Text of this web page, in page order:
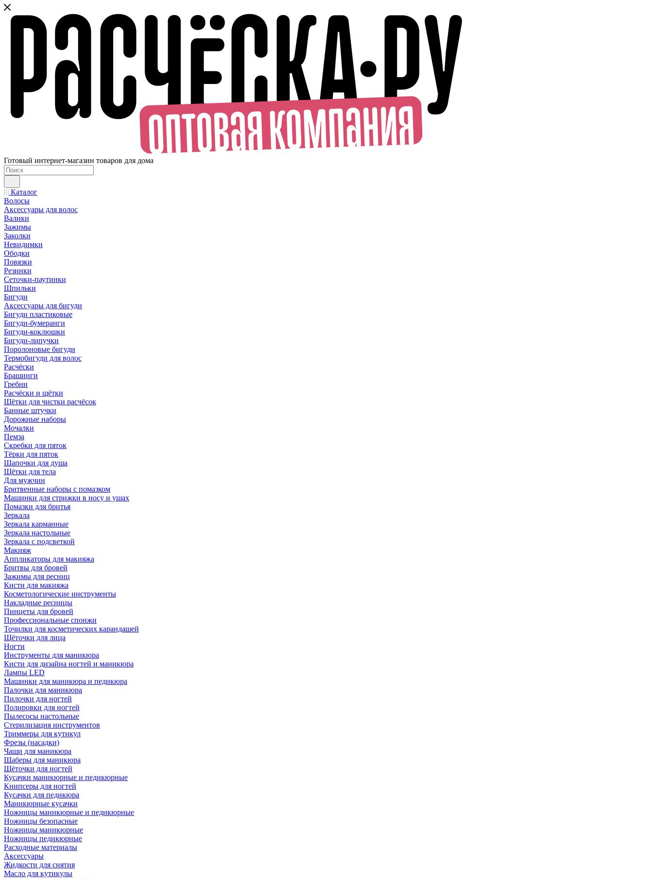
Готовый интернет-магазин товаров для дома
Каталог
Волосы
Аксессуары для волос
Валики
Зажимы
Заколки
Невидимки
Ободки
Повязки
Резинки
Сеточки-паутинки
Шпильки
Бигуди
Аксессуары для бигуди
Бигуди пластиковые
Бигуди-бумеранги
Бигуди-коклюшки
Бигуди-липучки
Поролоновые бигуди
Термобигуди для волос
Расчёски
Брашинги
Гребни
Расчёски и щётки
Щётки для чистки расчёсок
Банные штучки
Дорожные наборы
Мочалки
Пемза
Скребки для пяток
Тёрки для пяток
Шапочки для душа
Щётки для тела
Для мужчин
Бритвенные наборы с помазком
Машинки для стрижки в носу и ушах
Помазки для бритья
Зеркала
Зеркала карманные
Зеркала настольные
Зеркала с подсветкой
Макияж
Аппликаторы для макияжа
Бритвы для бровей
Зажимы для ресниц
Кисти для макияжа
Косметологические инструменты
Накладные ресницы
Пинцеты для бровей
Профессиональные спонжи
Точилки для косметических карандашей
Щёточки для лица
Ногти
Инструменты для маникюра
Кисти для дизайна ногтей и маникюра
Лампы LED
Машинки для маникюра и педикюра
Палочки для маникюра
Пилочки для ногтей
Полировки для ногтей
Пылесосы настольные
Стерилизация инструментов
Триммеры для кутикул
Фрезы (насадки)
Чаши для маникюра
Шаберы для маникюра
Щёточки для ногтей
Кусачки маникюрные и педикюрные
Книпсеры для ногтей
Кусачки для педикюра
Маникюрные кусачки
Ножницы маникюрные и педикюрные
Ножницы безопасные
Ножницы маникюрные
Ножницы педикюрные
Расходные материалы
Аксессуары
Жидкости для снятия
Масло для кутикулы